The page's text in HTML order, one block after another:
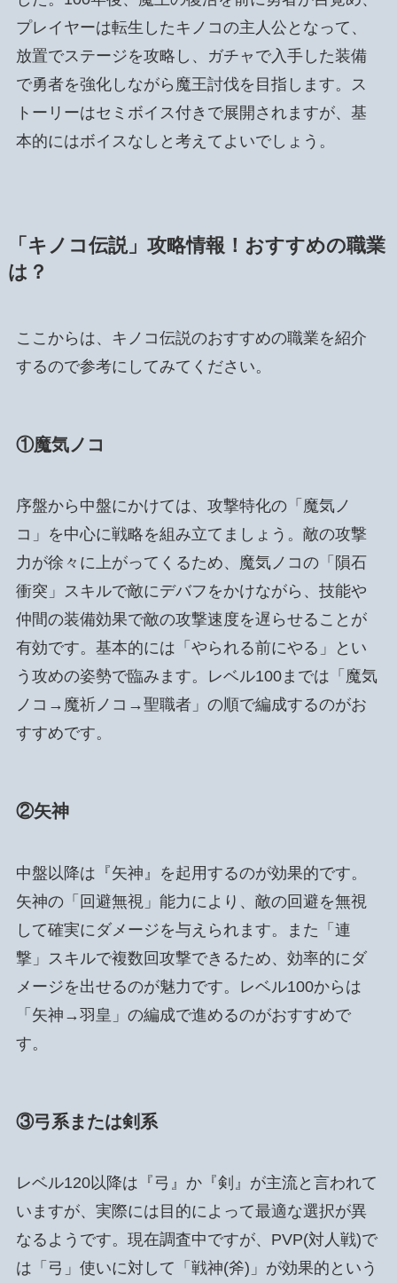
プレイヤーは転生したキノコの主人公となって、
放置でステージを攻略し、ガチャで入手した装備
で勇者を強化しながら魔王討伐を目指します。ス
トーリーはセミボイス付きで展開されますが、基
本的にはボイスなしと考えてよいでしょう。
「キノコ伝説」攻略情報！おすすめの職業
は？
ここからは、キノコ伝説のおすすめの職業を紹介
するので参考にしてみてください。
①魔気ノコ
序盤から中盤にかけては、攻撃特化の「魔気ノ
コ」を中心に戦略を組み立てましょう。敵の攻撃
力が徐々に上がってくるため、魔気ノコの「隕石
衝突」スキルで敵にデバフをかけながら、技能や
仲間の装備効果で敵の攻撃速度を遅らせることが
有効です。基本的には「やられる前にやる」とい
う攻めの姿勢で臨みます。レベル100までは「魔気
ノコ→魔祈ノコ→聖職者」の順で編成するのがお
すすめです。
②矢神
中盤以降は『矢神』を起用するのが効果的です。
矢神の「回避無視」能力により、敵の回避を無視
して確実にダメージを与えられます。また「連
撃」スキルで複数回攻撃できるため、効率的にダ
メージを出せるのが魅力です。レベル100からは
「矢神→羽皇」の編成で進めるのがおすすめで
す。
③弓系または剣系
レベル120以降は『弓』か『剣』が主流と言われて
いますが、実際には目的によって最適な選択が異
なるようです。現在調査中ですが、PVP(対人戦)で
は「弓」使いに対して「戦神(斧)」が効果的という